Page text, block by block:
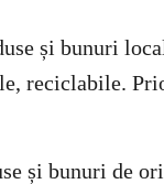
și bunuri
reciclabile.
și bunuri de